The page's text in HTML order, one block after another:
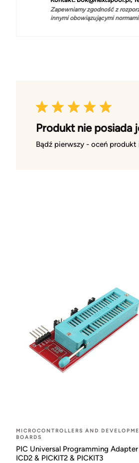
Zapewniamy zgodność z
innymi obowiązującymi
Produkt nie posiada
Bądź pierwszy - oceń
MICROCONTROLLERS AND
BOARDS
PIC Universal Programming
ICD2 & PICKIT2 & PICKIT3